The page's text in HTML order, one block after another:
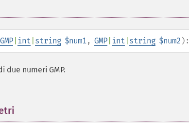
GMP int string $num1, GMP int string $num2 ):
due numeri GMP.